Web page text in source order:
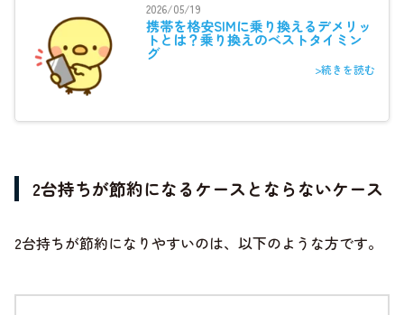
2026/05/19
携帯を格安SIMに乗り換えるデメリッ
トとは？乗り換えのベストタイミン
グ
>続きを読む
2台持ちが節約になるケースとならないケース
2台持ちが節約になりやすいのは、以下のような方です。